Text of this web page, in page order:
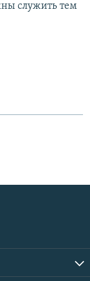
служить тем